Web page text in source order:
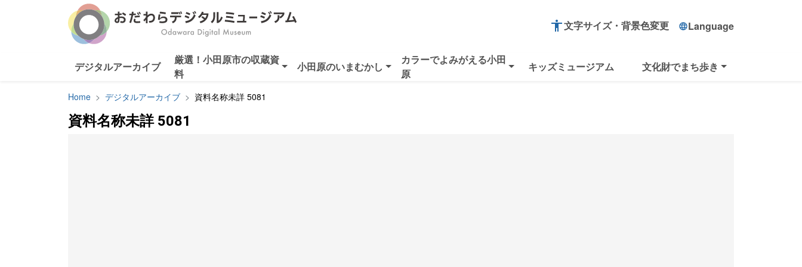
accessibility文字サイズ・背景色変更 languageLanguage
デジタルアーカイブ
厳選！小田原市の収蔵資
料
小田原のいまむかし
カラーでよみがえる小田
原
キッズミュージアム 文化財でまち歩き
Home デジタルアーカイブ 資料名称未詳 5081
資料名称未詳 5081